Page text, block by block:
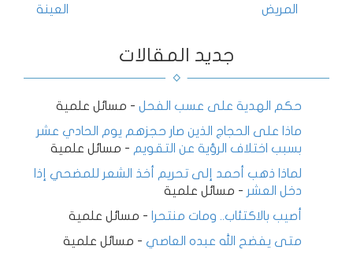
المريض
العينة
جديد المقالات
حكم الهدية على عسب الفحل - مسائل علمية
ماذا على الحجاج الذين صار حجزهم يوم الحادي عشر
بسبب اختلاف الرؤية عن التقويم - مسائل علمية
لماذا ذهب أحمد إلى تحريم أخذ الشعر للمضحي إذا
دخل العشر - مسائل علمية
أصيب بالاكتئاب.. ومات منتحرا - مسائل علمية
متى يفضح الله عبده العاصي - مسائل علمية